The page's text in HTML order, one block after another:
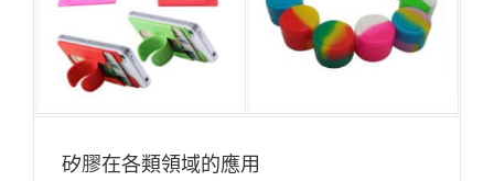
矽膠在各類領域的應用